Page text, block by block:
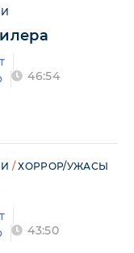
46:54
/ХОРРОР/УЖАСЫ
43:50